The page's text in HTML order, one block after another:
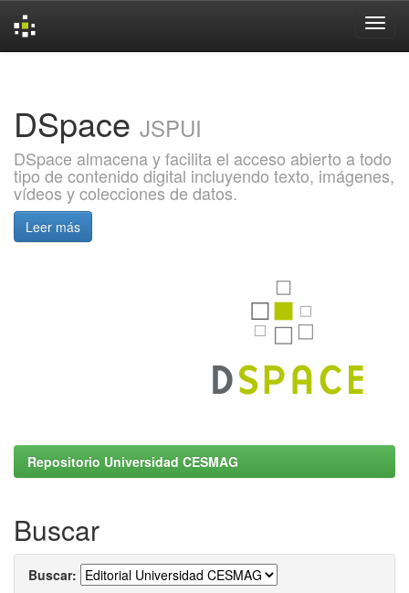
DSpace JSPUI
DSpace almacena y facilita el acceso abierto a todo
tipo de contenido digital incluyendo texto, imágenes,
vídeos y colecciones de datos.
Leer más
Repositorio Universidad CESMAG
Buscar
Buscar: